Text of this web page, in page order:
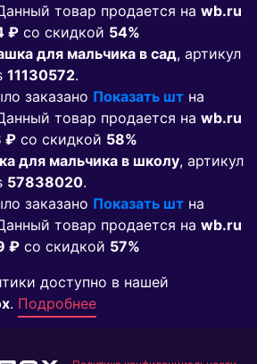
товар продается на wb.ru
₽ co скидкой 54%
для мальчика в сад, артикул
11130572.
заказано Показать шт на
товар продается на wb.ru
₽ co скидкой 58%
для мальчика в школу, артикул
57838020.
заказано Показать шт на
товар продается на wb.ru
₽ co скидкой 57%
доступно в нашей
. Подробнее